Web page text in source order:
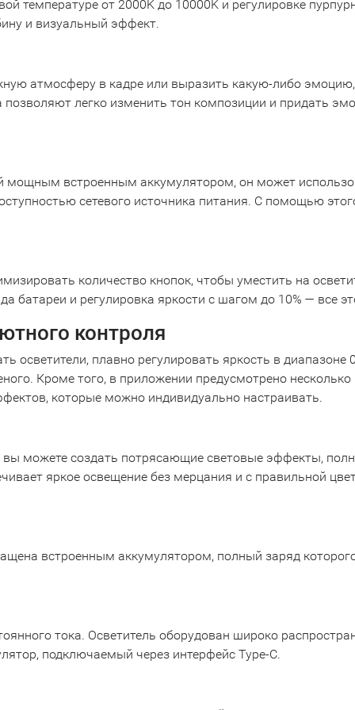
температуре от 2000K до 10000K и регулировке
и визуальный эффект.
атмосферу в кадре или выразить какую-либо
легко изменить тон композиции и придать
мощным встроенным аккумулятором, он может
сетевого источника питания. С помощью
количество кнопок, чтобы уместить на
батареи и регулировка яркости с шагом до 10% —
контроля
осветители, плавно регулировать яркость в
Кроме того, в приложении предусмотрено
которые можно индивидуально настраивать.
вы можете создать потрясающие световые эффекты,
яркое освещение без мерцания и с правильной
встроенным аккумулятором, полный заряд
тока. Осветитель оборудован широко
подключаемый через интерфейс Type-C.